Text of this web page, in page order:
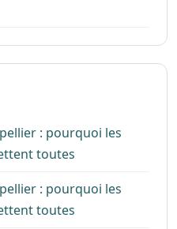
: pourquoi les
toutes
: pourquoi les
toutes